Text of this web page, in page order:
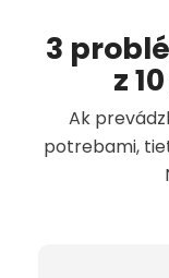
3
z
Ak
potrebami,